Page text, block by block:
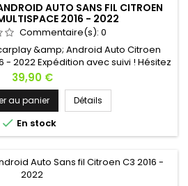
AUTO SANS FIL CITROEN
2016 - 2022
Commentaire(s): 0
&amp; Android Auto Citroen
- 2022 Expédition avec suivi ! Hésitez
si vous avez une question !
Prix
39,90 €
au panier Détails
 En stock